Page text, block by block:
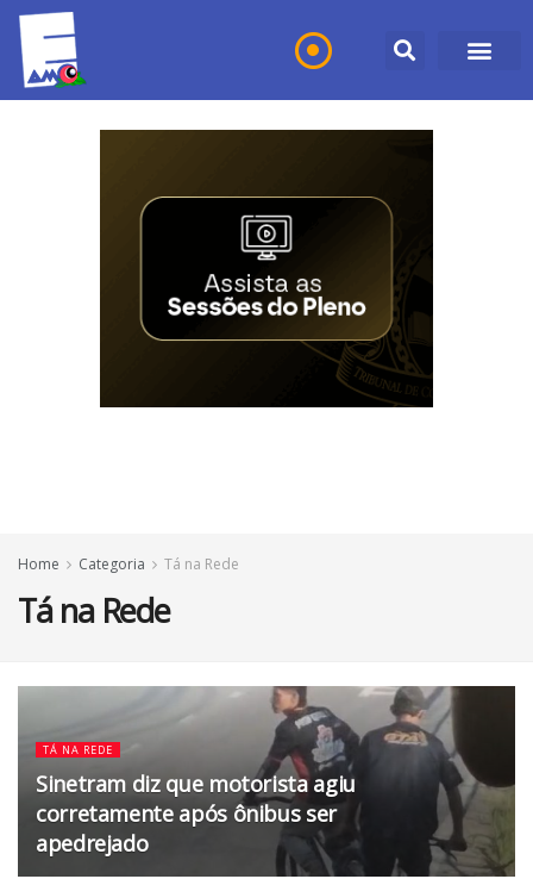
Home Categoria Tá na Rede
Tá na Rede
TÁ NA REDE
Sinetram diz que motorista agiu
corretamente após ônibus ser
apedrejado